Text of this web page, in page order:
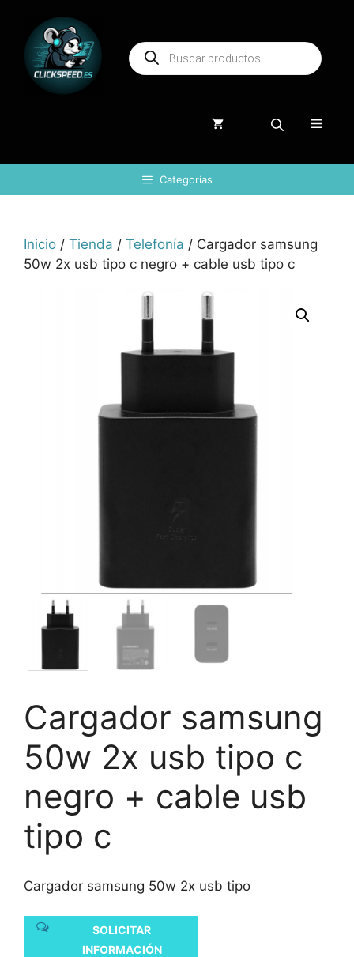
contenido
Búsqueda
de
productos
Menú
Categorías
Inicio / Tienda / Telefonía / Cargador samsung
50w 2x usb tipo c negro + cable usb tipo c
Cargador samsung
50w 2x usb tipo c
negro + cable usb
tipo c
Cargador samsung 50w 2x usb tipo
SOLICITAR
INFORMACIÓN